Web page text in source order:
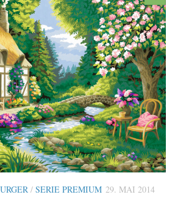
/ SERIE PREMIUM 29. MAI 2014